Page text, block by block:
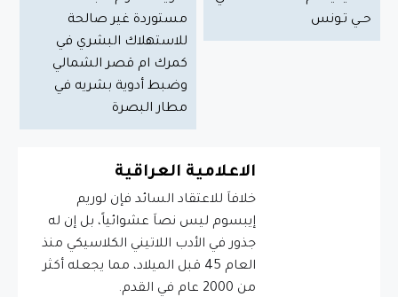
حــي تـونس
مستوردة غير صالحة
للاستهلاك البشري في
كمرك ام قصر الشمالي
وضبط أدوية بشريه في
مطار البصرة
الاعلامية العراقية
خلافاَ للاعتقاد السائد فإن لوريم
إيبسوم ليس نصاَ عشوائياً، بل إن له
جذور في الأدب اللاتيني الكلاسيكي منذ
العام 45 قبل الميلاد، مما يجعله أكثر
من 2000 عام في القدم.